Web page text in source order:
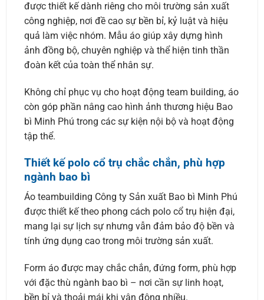
được thiết kế dành riêng cho môi trường sản xuất
công nghiệp, nơi đề cao sự bền bỉ, kỷ luật và hiệu
quả làm việc nhóm. Mẫu áo giúp xây dựng hình
ảnh đồng bộ, chuyên nghiệp và thể hiện tinh thần
đoàn kết của toàn thể nhân sự.
Không chỉ phục vụ cho hoạt động team building, áo
còn góp phần nâng cao hình ảnh thương hiệu Bao
bì Minh Phú trong các sự kiện nội bộ và hoạt động
tập thể.
Thiết kế polo cổ trụ chắc chắn, phù hợp
ngành bao bì
Áo teambuilding Công ty Sản xuất Bao bì Minh Phú
được thiết kế theo phong cách polo cổ trụ hiện đại,
mang lại sự lịch sự nhưng vẫn đảm bảo độ bền và
tính ứng dụng cao trong môi trường sản xuất.
Form áo được may chắc chắn, đứng form, phù hợp
với đặc thù ngành bao bì – nơi cần sự linh hoạt,
bền bỉ và thoải mái khi vận động nhiều.